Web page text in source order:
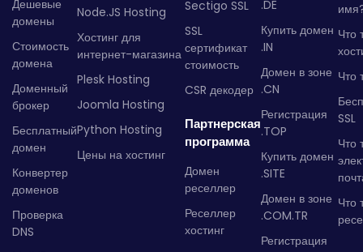
Дешевые
домены
Стоимость
домена
Доменный
брокер
Бесплатный
домен
Конвертер
доменов
Проверка
DNS
Node.JS Hosting
Хостинг для
интернет-магазина
Plesk Hosting
Joomla Hosting
Python Hosting
Цены на хостинг
Sectigo SSL
SSL
сертификат
стоимость
CSR декодер
Партнерская
программа
Домен
реселлер
Реселлер
хостинг
.DE
Купить домен
.IN
Домен в зоне
.CN
Регистрация
.TOP
Купить домен
.SITE
Домен в зоне
.COM.TR
Регистрация
Что
Что
SSL
Что
Что